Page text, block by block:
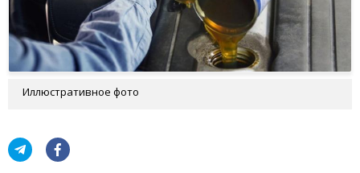
Иллюстративное фото